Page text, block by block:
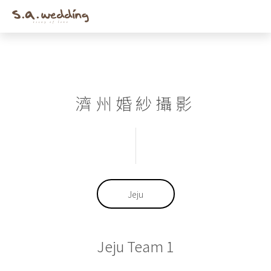
Skip
濟州婚紗攝影
Jeju
Jeju Team 1